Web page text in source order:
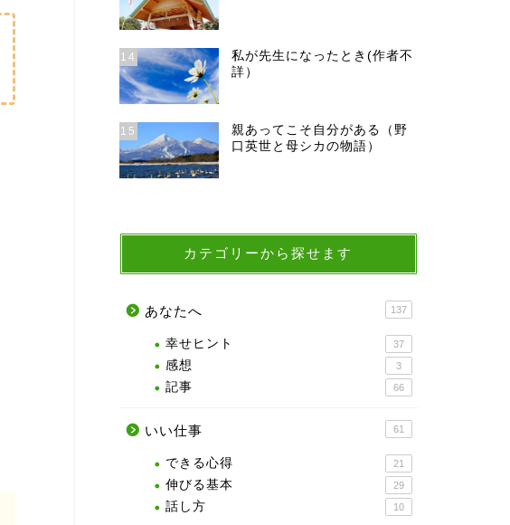
14
私が先生になったとき(作者不
詳）
15
親あってこそ自分がある（野
口英世と母シカの物語）
カテゴリーから探せます
あなたへ 137
幸せヒント 37
感想 3
記事 66
いい仕事 61
できる心得 21
伸びる基本 29
話し方 10